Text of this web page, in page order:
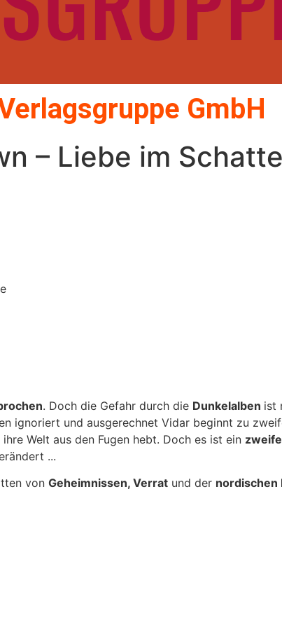
GmbH
– Liebe im
. Doch die Gefahr durch die Dunkelalben ist
ignoriert und ausgerechnet Vidar beginnt zu
ihre Welt aus den Fugen hebt. Doch es ist ein
...
von Geheimnissen, Verrat und der nordischen